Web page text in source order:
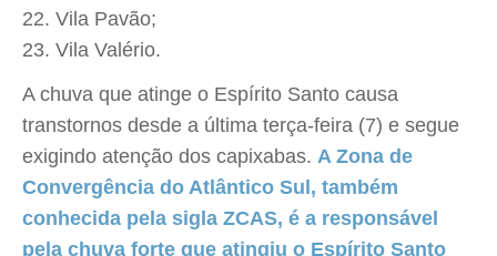
Vila Pavão;
Vila Valério.
A chuva que atinge o Espírito Santo causa
transtornos desde a última terça-feira (7) e segue
exigindo atenção dos capixabas. A Zona de
Convergência do Atlântico Sul, também
conhecida pela sigla ZCAS, é a responsável
pela chuva forte que atingiu o Espírito Santo